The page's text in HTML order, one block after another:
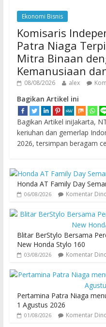
Ekonomi Bisnis
Komisaris
Patra Niaga
Mitra Binaan
Kemanusiaan
08/08/2026 alex
Bagikan Artikel ini
Bagikan Artikel iniJakarta,
keriuhan dan gemerlap
2026, tersimpan beragam
Honda AT Family Day
06/08/2026 Komentar
Blitar BerStylo Bersama
New Honda Stylo 160
03/08/2026 Komentar
Pertamina Patra Niaga
1 Agustus 2026
01/08/2026 Komentar